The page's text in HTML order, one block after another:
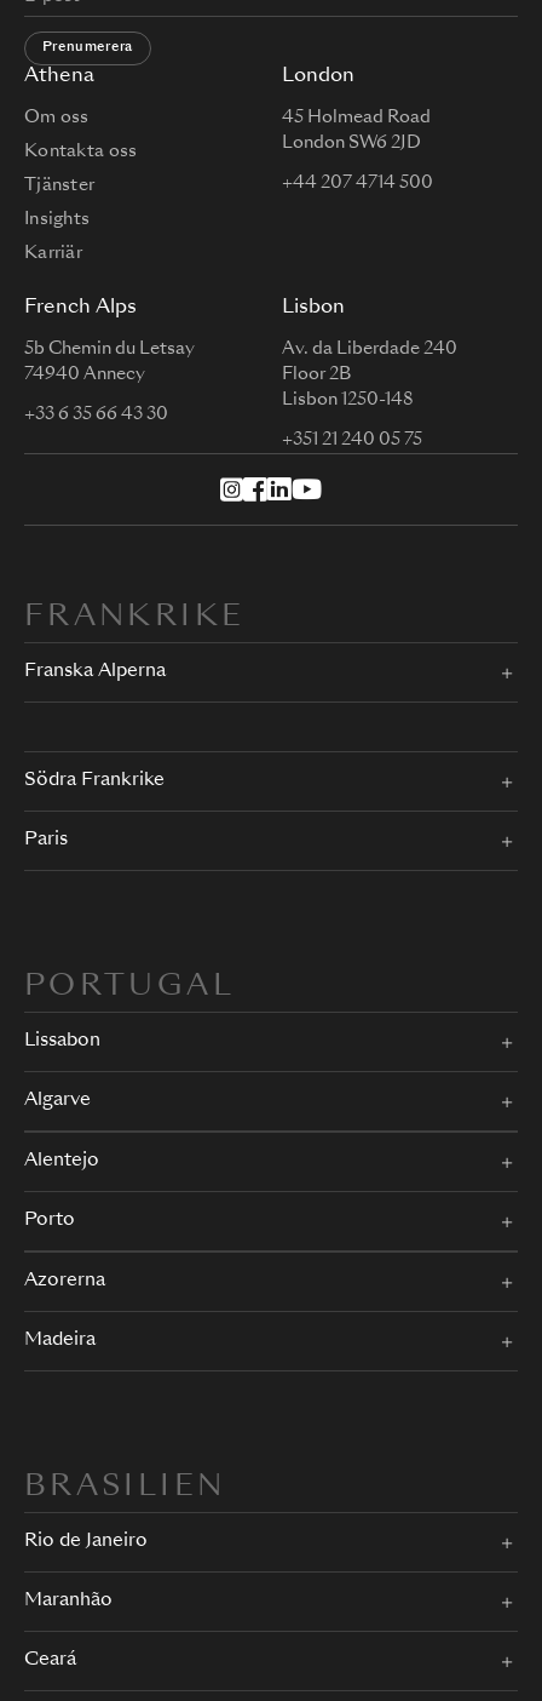
Athena
Om oss
Kontakta oss
Tjänster
Insights
Karriär
London
45 Holmead Road
London SW6 2JD
+44 207 4714 500
French Alps
5b Chemin du Letsay
74940 Annecy
+33 6 35 66 43 30
Lisbon
Av. da Liberdade 240
Floor 2B
Lisbon 1250-148
+351 21 240 05 75
Prenumerera
FRANKRIKE
Franska Alperna
Södra Frankrike
Paris
PORTUGAL
Lissabon
Algarve
Alentejo
Porto
Azorerna
Madeira
BRASILIEN
Rio de Janeiro
Maranhão
Ceará